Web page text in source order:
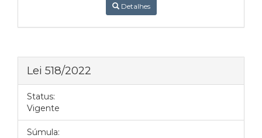
Detalhes
Lei 518/2022
Status:
Vigente
Súmula: